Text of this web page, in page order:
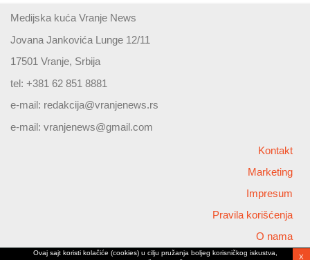
Medijska kuća Vranje News
Jovana Jankovića Lunge 12/11
17501 Vranje, Srbija
tel: +381 62 851 8881
e-mail: redakcija@vranjenews.rs
e-mail: vranjenews@gmail.com
Kontakt
Marketing
Impresum
Pravila korišćenja
O nama
Ovaj sajt koristi kolačiće (cookies) u cilju pružanja boljeg korisničkog iskustva,
X